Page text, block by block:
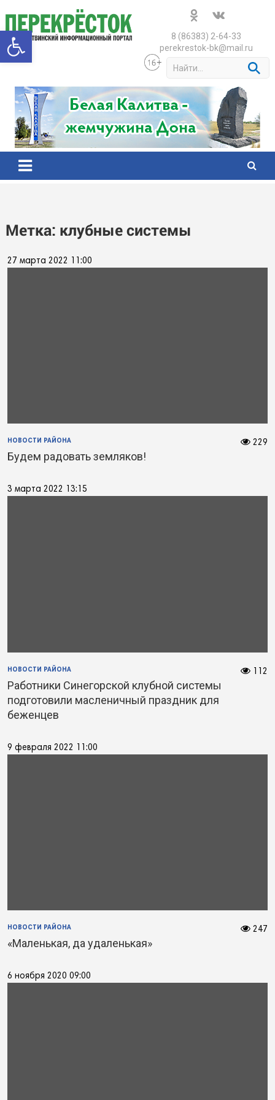
to
content
8 (86383) 2-64-33
perekrestok-bk@mail.ru
a
r
c
h
Метка: клубные системы
27 марта 2022 11:00
НОВОСТИ РАЙОНА 229
Будем радовать земляков!
3 марта 2022 13:15
НОВОСТИ РАЙОНА 112
Работники Синегорской клубной системы
подготовили масленичный праздник для
беженцев
9 февраля 2022 11:00
НОВОСТИ РАЙОНА 247
«Маленькая, да удаленькая»
6 ноября 2020 09:00
Открыть панель